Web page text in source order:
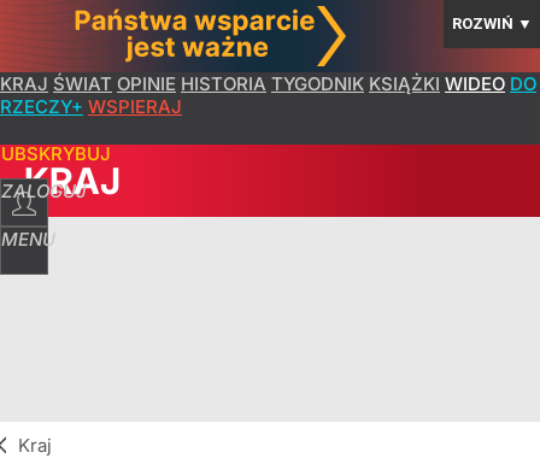
ROZWIŃ ▼
KRAJ ŚWIAT OPINIE HISTORIA TYGODNIK KSIĄŻKI WIDEO DO
RZECZY+ WSPIERAJ
ZALOGUJ
MENU
KRAJ
Kraj